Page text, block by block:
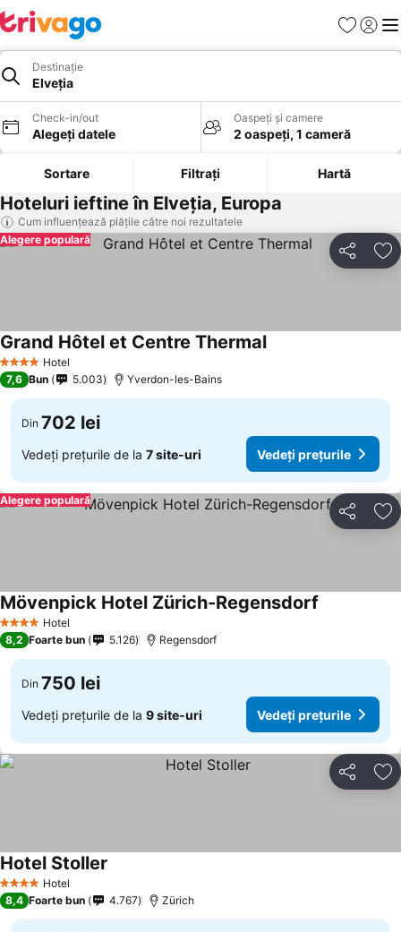
Favorite
Destinație
Elveţia
Check-in/out
Alegeți datele
Oaspeți și camere
2 oaspeți, 1 cameră
Sortare Filtrați Hartă
Hoteluri ieftine în Elveţia, Europa
Cum influențează plățile către noi rezultatele
Distribuiți
Alegere populară
4 Stele Hotel
Grand Hôtel et Centre Thermal
7,6 Bun 5.003 Yverdon-les-Bains
Din 702 lei
Vedeți prețurile de la 7 site-uri Vedeți prețurile
Distribuiți
Alegere populară
4 Stele Hotel
Mövenpick Hotel Zürich-Regensdorf
8,2 Foarte bun 5.126 Regensdorf
Din 750 lei
Vedeți prețurile de la 9 site-uri Vedeți prețurile
Distribuiți
4 Stele Hotel
Hotel Stoller
8,4 Foarte bun 4.767 Zürich